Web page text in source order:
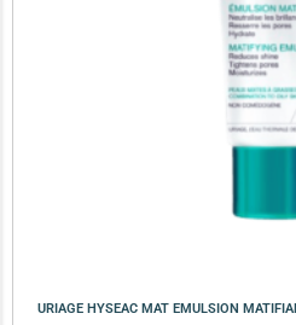
URIAGE HYSEAC MAT EMULSION